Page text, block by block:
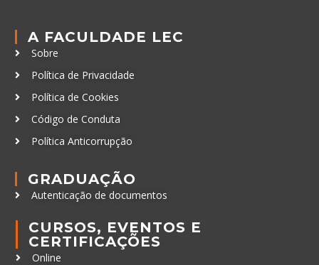
A FACULDADE LEC
Sobre
Política de Privacidade
Política de Cookies
Código de Conduta
Política Anticorrupção
GRADUAÇÃO
Autenticação de documentos
CURSOS, EVENTOS E
CERTIFICAÇÕES
Online